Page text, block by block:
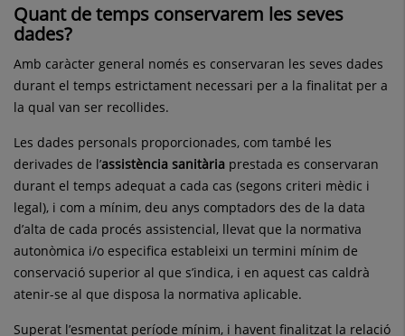
Quant de temps conservarem les seves
dades?
Amb caràcter general només es conservaran les seves dades
durant el temps estrictament necessari per a la finalitat per a
la qual van ser recollides.
Les dades personals proporcionades, com també les
derivades de l’assistència sanitària prestada es conservaran
durant el temps adequat a cada cas (segons criteri mèdic i
legal), i com a mínim, deu anys comptadors des de la data
d’alta de cada procés assistencial, llevat que la normativa
autonòmica i/o especifica estableixi un termini mínim de
conservació superior al que s’indica, i en aquest cas caldrà
atenir-se al que disposa la normativa aplicable.
Superat l’esmentat període mínim, i havent finalitzat la relació